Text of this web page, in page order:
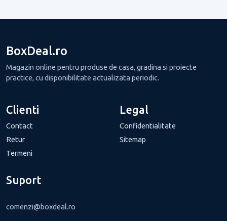
BoxDeal.ro
Magazin online pentru produse de casa, gradina si proiecte
practice, cu disponibilitate actualizata periodic.
Clienti
Contact
Retur
Termeni
Legal
Confidentialitate
Sitemap
Suport
comenzi@boxdeal.ro